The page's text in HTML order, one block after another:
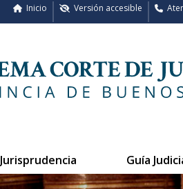
Versión accesible
Inicio
Jurisprudencia Guía